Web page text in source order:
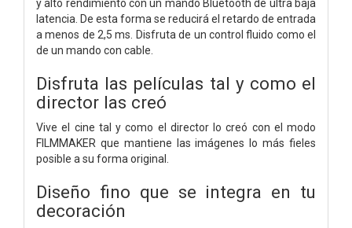
y alto rendimiento con un mando Bluetooth de ultra baja
latencia. De esta forma se reducirá el retardo de entrada
a menos de 2,5 ms. Disfruta de un control fluido como el
de un mando con cable.
Disfruta las películas tal y como el
director las creó
Vive el cine tal y como el director lo creó con el modo
FILMMAKER que mantiene las imágenes lo más fieles
posible a su forma original.
Diseño fino que se integra en tu
decoración